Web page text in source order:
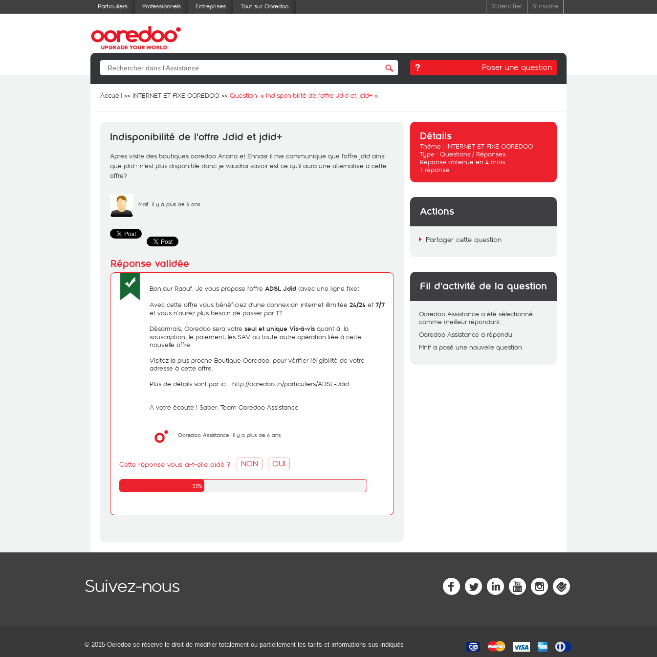
Particuliers Professionnels Entreprises Tout sur Ooredoo S'identifier S'inscrire
Poser une question
Accueil INTERNET ET FIXE OOREDOO Question: « Indisponibilité de l'offre Jdid et jdid+ »
Indisponibilité de l'offre Jdid et jdid+
Apres visite des boutiques ooredoo Ariana et Ennasr il me communique que l'offre jdid ainsi
que jdid+ n'est plus disponible donc je vaudrai savoir est ce qu'il aura une alternative a cette
offre?
Mnif il y a plus de 6 ans
Bonjour Raouf, Je vous propose l'offre ADSL Jdid (avec une ligne fixe).
Avec cette offre vous bénéficiez d'une connexion internet illimitée 24/24 et 7/7
et vous n’aurez plus besoin de passer par TT
Désormais, Ooredoo sera votre seul et unique Vis-à-vis quant à: la
souscription, le paiement, les SAV ou toute autre opération liée à cette
nouvelle offre.
Visitez la plus proche Boutique Ooredoo, pour vérifier l’éligibilité de votre
adresse à cette offre.
Plus de détails sont par ici : http://ooredoo.tn/particuliers/ADSL-Jdid
A votre écoute ! Saber, Team Ooredoo Assistance
Ooredoo Assistance il y a plus de 6 ans
Cette réponse vous a-t-elle aidé ? NON OUI
33%
Détails
Thème : INTERNET ET FIXE OOREDOO
Type : Questions / Réponses
Réponse obtenue en 4 mois
1 réponse
Actions
Partager cette question
Fil d'activité de la question
Ooredoo Assistance a été sélectionné
comme meilleur répondant
Ooredoo Assistance a répondu
Mnif a posé une nouvelle question
Suivez-nous
© 2015 Ooredoo se réserve le droit de modifier totalement ou partiellement les tarifs et informations sus-indiqués